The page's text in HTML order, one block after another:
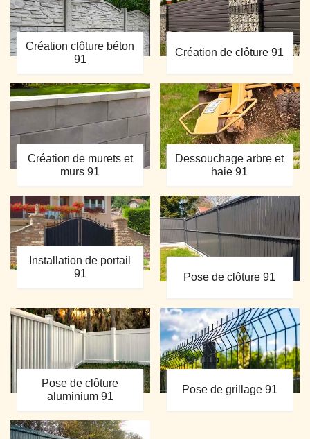
Création clôture béton
91
Création de clôture 91
Création de murets et
murs 91
Dessouchage arbre et
haie 91
Installation de portail
91
Pose de clôture 91
Pose de clôture
aluminium 91
Pose de grillage 91